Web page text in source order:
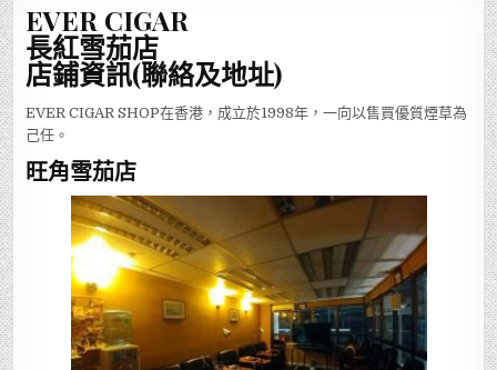
EVER CIGAR
長紅雪茄店
店鋪資訊(聯絡及地址)
EVER CIGAR SHOP在香港，成立於1998年，一向以售買優質煙草為
己任。
旺角雪茄店